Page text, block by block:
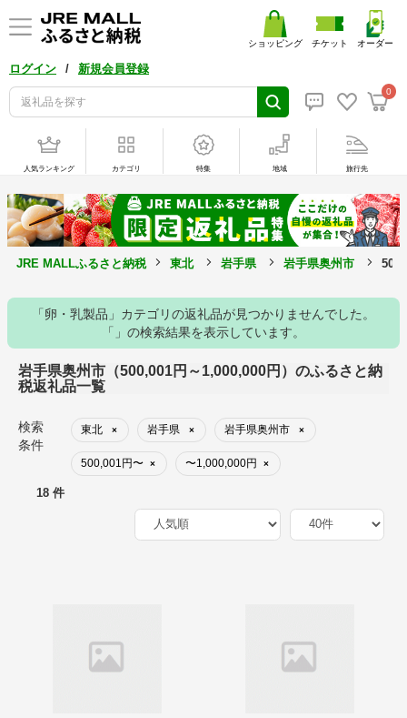
ログイン / 新規会員登録
0
ショッピング チケット オーダー
人気ランキング カテゴリ 特集 地域 旅行先
JRE MALLふるさと納税 東北 岩手県 岩手県奥州市
「卵・乳製品」カテゴリの返礼品が見つかりませんでした。
「」の検索結果を表示しています。
岩手県奥州市（500,001円～1,000,000円）のふるさと納
税返礼品一覧
検索
条件
東北 × 岩手県 × 岩手県奥州市 ×
500,001円〜 × 〜1,000,000円 ×
18 件